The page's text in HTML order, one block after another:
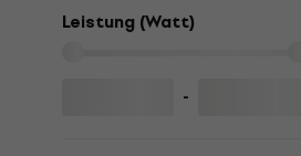
Leistung (Watt)
-